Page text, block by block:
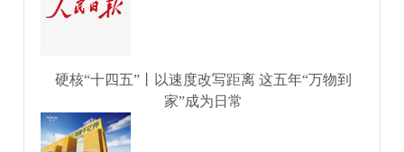
硬核“十四五”丨以速度改写距离 这五年“万物到
家”成为日常